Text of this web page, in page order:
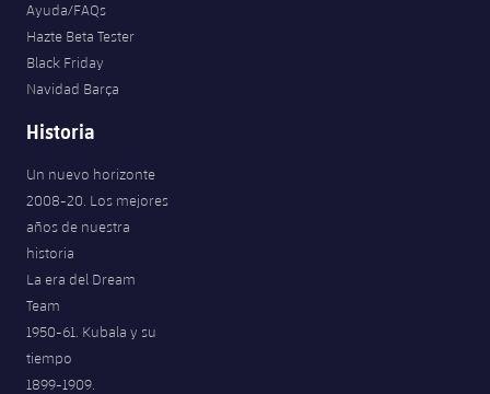
Ayuda/FAQs
Hazte Beta Tester
Black Friday
Navidad Barça
Historia
Un nuevo horizonte
2008-20. Los mejores
años de nuestra
historia
La era del Dream
Team
1950-61. Kubala y su
tiempo
1899-1909.